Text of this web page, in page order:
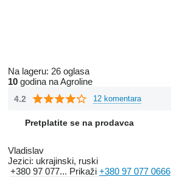
Na lageru: 26 oglasa
10 godina na Agroline
4.2 12 komentara
Pretplatite se na prodavca
Vladislav
Jezici: ukrajinski, ruski
+380 97 077... Prikaži +380 97 077 0666